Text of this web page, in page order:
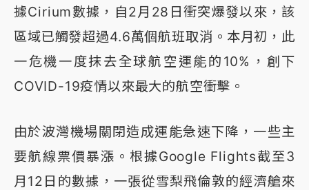
據Cirium數據，自2月28日衝突爆發以來，該
區域已觸發超過4.6萬個航班取消。本月初，此
一危機一度抹去全球航空運能的10%，創下
COVID-19疫情以來最大的航空衝擊。
由於波灣機場關閉造成運能急速下降，一些主
要航線票價暴漲。根據Google Flights截至3
月12日的數據，一張從雪梨飛倫敦的經濟艙來